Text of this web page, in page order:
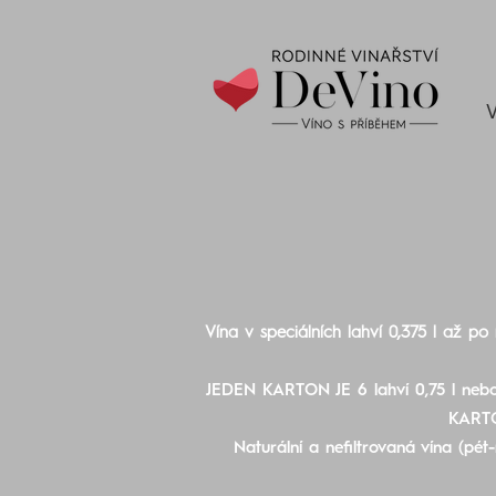
Vína v speciálních lahví 0,375 l až
JEDEN KARTON JE 6 lahví 0,75 l
Naturální a nefiltrovaná vína (pét-